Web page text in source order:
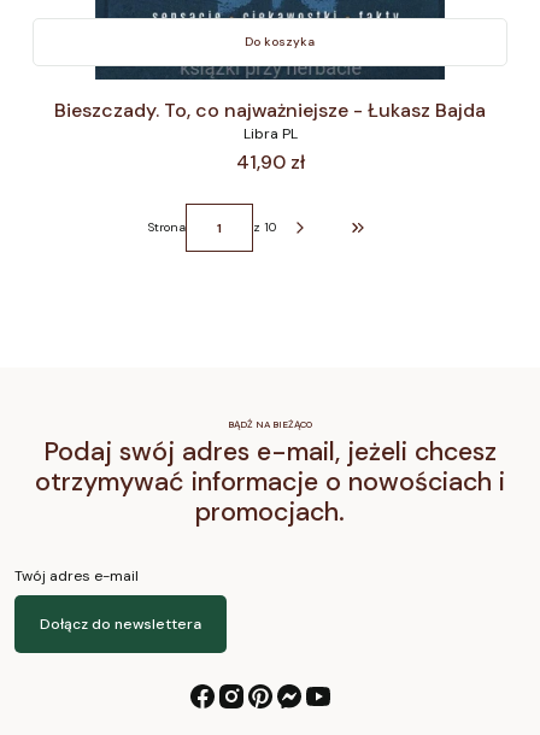
Do koszyka
Bieszczady. To, co najważniejsze - Łukasz Bajda
Libra PL
Cena
41,90 zł
Strona z 10
Przejdź do ostatniej strony z
BĄDŹ NA BIEŻĄCO
Podaj swój adres e-mail, jeżeli chcesz
otrzymywać informacje o nowościach i
promocjach.
Twój adres e-mail
Dołącz do newslettera